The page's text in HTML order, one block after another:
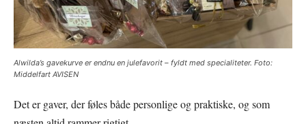
Alwilda’s gavekurve er endnu en julefavorit – fyldt med specialiteter. Foto:
Middelfart AVISEN
Det er gaver, der føles både personlige og praktiske, og som